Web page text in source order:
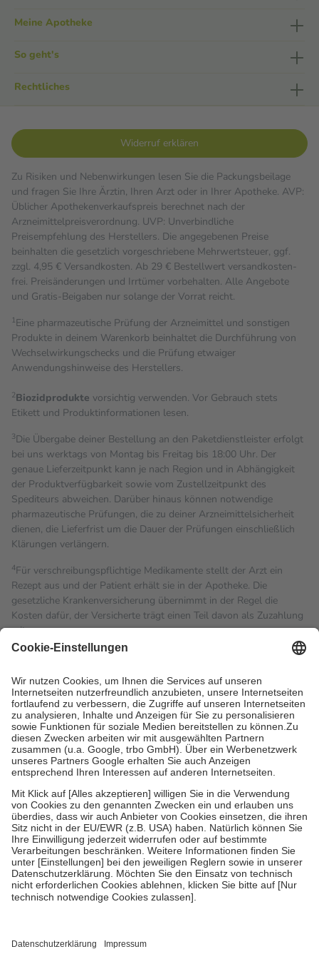
Meine Apotheke
So geht's
Rechtliches
Widerruf erklären
Zu Risiken und Nebenwirkungen lesen Sie die Packungsbeilage
und fragen Sie Ihre Ärztin, Ihren Arzt oder in Ihrer Apotheke. AVP:
Üblicher Apothekenverkaufspreis berechnet nach der
Arzneimittelpreisverordnung. UVP: Unverbindliche
Preisempfehlung des Herstellers. Die angegebenen Preise
beinhalten die gesetzlich vorgeschriebene Mehrwertsteuer, ggf.
zzgl. 4,95 € Versandkosten. Ab 29 € Bestell­wert versand­kosten­
frei. Preisänderungen und Irrtümer vorbehalten. Alle Angebote
und Gratis-Beigaben nur solange der Vorrat reicht.
1Eine pharmazeutische Prüfung der Arzneimittel und sonstigen
Produkte in deinem Warenkorb beinhaltet die Durchführung von
Wechselwirkungschecks und die Prüfung etwaiger
Anwendungshinweise des Herstellers.
2Biozidprodukte vorsichtig verwenden. Vor Gebrauch stets
Etikett und Produktinformationen lesen.
3Die Übergabe deiner Bestellung an den Paketdienstleister erfolgt
bei uns werktags von Montag bis Freitag bis 18:00 Uhr. Der
genaue Lieferzeitpunkt kann je nach Region und in Abhängigkeit
der Produktverfügbarkeit sowie vom Zustellzeitpunkt des
Spediteurs abweichen. Darüber hinaus können notwendige
pharmazeutische Prüfungen, die zu deiner Arzneimittelsicherheit
dienen, die Lieferfrist um die Dauer der Prüfungen einschließlich
Klärungen verlängern.
4Für verschreibungspflichtige Medikamente stellt der Arzt ein
Rezept aus und der Patient erhält sie in der Apotheke. Die
gesetzliche Krankenversicherung übernimmt in der Regel die
Kosten dafür, der Versicherte trägt einen Teil davon als Zuzahlung
mit.
Grundsätzlich leisten Mitglieder Zuzahlungen in Höhe von zehn
höchstens zehn Euro.
Es sind jedoch nie mehr als die
tatsächlichen Kosten der Leistung zu entrichten.
Diese Regeln gelten grundsätzlich auch für Online-Apotheken.
Bei Heilmitteln und häuslicher Krankenpflege beträgt die
Zuzahlung zehn Prozent der Kosten sowie zehn Euro je
Verordnung.
Um das Engagement der Versicherten für ihre eigene Gesundheit
zu stärken und die besondere Stellung der Familie zu unterstützen,
fallenkeine Zuzahlungenan bei:
• Kindern und Jugendlichen bis zum vollendeten 18. Lebensjahr
mit Ausnahme der Fahrkosten
• Untersuchungen zur Vorsorge und Früherkennung, die von der
GKV getragen werden
• empfohlenen Schutzimpfungen
• Harn- und Blutteststreifen
getroffen, um sicherzustellen, dass es sich um echte Bewertungen